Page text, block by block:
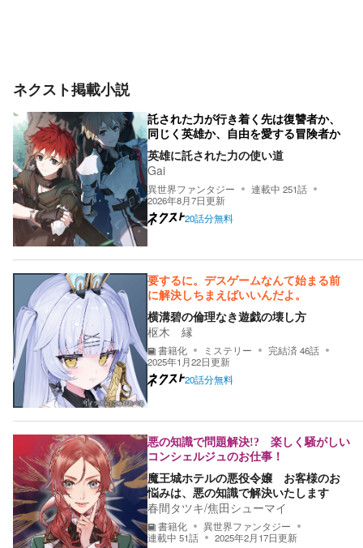
ネクスト掲載小説
託された力が行き着く先は復讐者か、
同じく英雄か、自由を愛する冒険者か
英雄に託された力の使い道
Gai
異世界ファンタジー 連載中 251話
2026年8月7日更新
20話分無料
要するに。デスゲームなんて始まる前
に解決しちまえばいいんだよ。
横溝碧の倫理なき遊戯の壊し方
枢木 縁
書籍化 ミステリー 完結済 46話
2025年1月22日更新
20話分無料
悪の知識で問題解決!? 楽しく騒がしい
コンシェルジュのお仕事！
魔王城ホテルの悪役令嬢 お客様のお
悩みは、悪の知識で解決いたします
春間タツキ/焦田シューマイ
書籍化
異世界ファンタジー
連載中 51話 2025年2月17日更新